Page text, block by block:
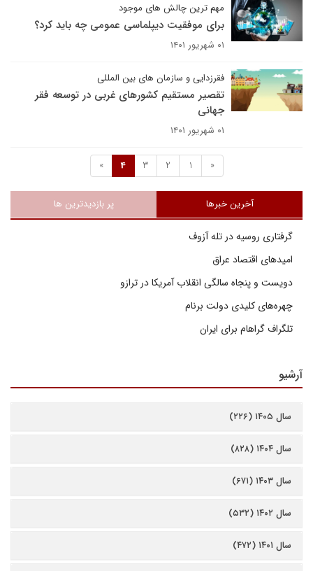
مهم ترین چالش های موجود
برای موفقیت دیپلماسی عمومی چه باید کرد؟
۰۱ شهریور ۱۴۰۱
فقرزدایی و سازمان های بین المللی
تقصیر مستقیم کشورهای غربی در توسعه فقر
جهانی
۰۱ شهریور ۱۴۰۱
«
1
2
3
4
»
آخرین خبرها پر بازدیدترین ها
گرفتاری روسیه در تله آزوف
امیدهای اقتصاد عراق
دویست و پنجاه سالگی انقلاب آمریکا در ترازو
چهره‌های کلیدی دولت برنام
تلگراف گراهام برای ایران
آرشیو
سال ۱۴۰۵ (۲۲۶)
سال ۱۴۰۴ (۸۲۸)
سال ۱۴۰۳ (۶۷۱)
سال ۱۴۰۲ (۵۳۲)
سال ۱۴۰۱ (۴۷۲)